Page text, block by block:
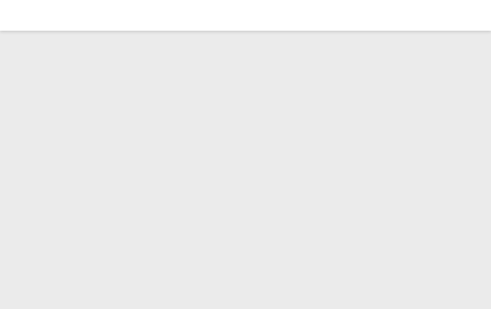
Брегалница!
Арсими,
Брегалница